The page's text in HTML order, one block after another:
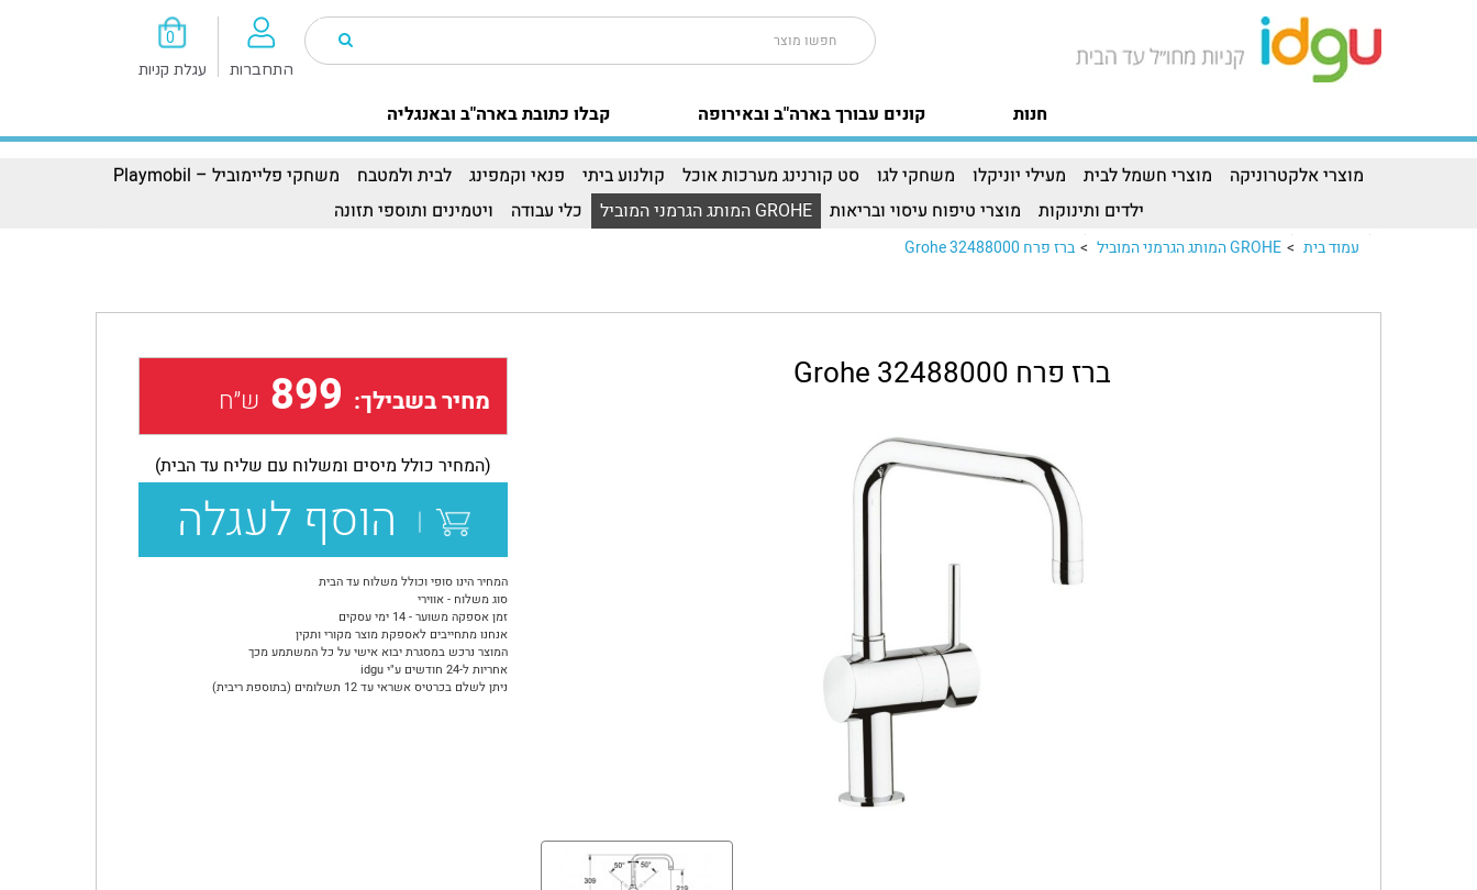
0
עגלת קניות התחברות
קבלו כתובת בארה"ב ובאנגליה קונים עבורך בארה"ב ובאירופה חנות
מוצרי אלקטרוניקה מוצרי חשמל לבית מעילי יוניקלו משחקי לגו סט קורנינג מערכות אוכל קולנוע ביתי פנאי וקמפינג לבית ולמטבח
משחקי פליימוביל – Playmobil
ילדים ותינוקות
מוצרי טיפוח עיסוי ובריאות GROHE המותג הגרמני המוביל כלי עבודה ויטמינים ותוספי תזונה
עמוד בית > GROHE המותג הגרמני המוביל > ברז פרח 32488000 Grohe
ברז פרח 32488000 Grohe
מחיר בשבילך: 899 ש״ח
(המחיר כולל מיסים ומשלוח עם שליח עד הבית)
הוסף לעגלה
המחיר הינו סופי וכולל משלוח עד הבית
סוג משלוח - אווירי
זמן אספקה משוער - 14 ימי עסקים
אנחנו מתחייבים לאספקת מוצר מקורי ותקין
המוצר נרכש במסגרת יבוא אישי על כל המשתמע מכך
אחריות ל-24 חודשים ע"י idgu
ניתן לשלם בכרטיס אשראי עד 12 תשלומים (בתוספת ריבית)